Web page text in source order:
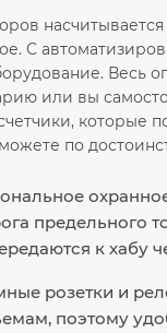
С
Весь
или вы
которые
по
предельного
к хабу
розетки и
поэтому